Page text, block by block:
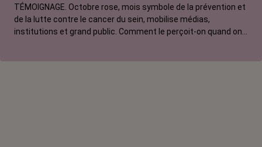
TÉMOIGNAGE. Octobre rose, mois symbole de la prévention et
de la lutte contre le cancer du sein, mobilise médias,
institutions et grand public. Comment le perçoit-on quand on